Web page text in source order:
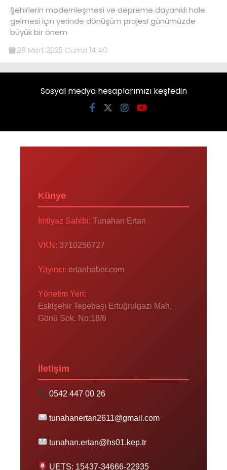
Şehirlerin modernleşmesi ve depreme dayanıklı hale
gelmesi için yerinde dönüşüm projesi günümüzde
büyük bir önem
28 Mart 2025 Cuma 14:40
Sosyal medya hesaplarımızı keşfedin
Künye
İmtiyaz Sahibi: Tunahan Ertan
VKN: 3710256727
Yayıncı: ertanhaber.com
Yönetim Yeri:
Eskişehir Tepebaşı Ertuğrulgazi Mah.
Gönü Sok. No:18/6
İletişim
0542 447 00 26
tunahanertan2611@gmail.com
tunahan.ertan@hs01.kep.tr
UETS: 15437-34666-22935